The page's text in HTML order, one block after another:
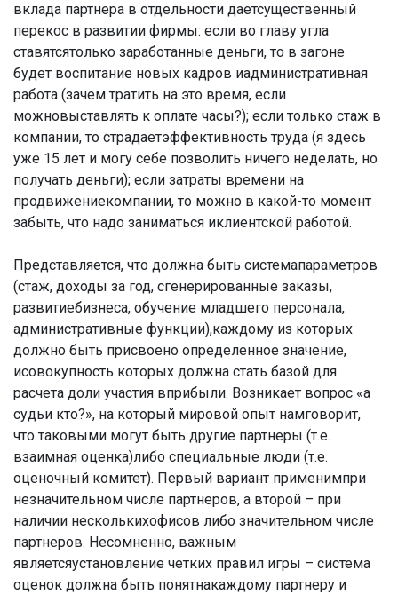
вклада партнера в отдельности даетсущественный
перекос в развитии фирмы: если во главу угла
ставятсятолько заработанные деньги, то в загоне
будет воспитание новых кадров иадминистративная
работа (зачем тратить на это время, если
можновыставлять к оплате часы?); если только стаж в
компании, то страдаетэффективность труда (я здесь
уже 15 лет и могу себе позволить ничего неделать, но
получать деньги); если затраты времени на
продвижениекомпании, то можно в какой-то момент
забыть, что надо заниматься иклиентской работой.
Представляется, что должна быть системапараметров
(стаж, доходы за год, сгенерированные заказы,
развитиебизнеса, обучение младшего персонала,
административные функции),каждому из которых
должно быть присвоено определенное значение,
исовокупность которых должна стать базой для
расчета доли участия вприбыли. Возникает вопрос «а
судьи кто?», на который мировой опыт намговорит,
что таковыми могут быть другие партнеры (т.е.
взаимная оценка)либо специальные люди (т.е.
оценочный комитет). Первый вариант применимпри
незначительном числе партнеров, а второй – при
наличии несколькихофисов либо значительном числе
партнеров. Несомненно, важным
являетсяустановление четких правил игры – система
оценок должна быть понятнакаждому партнеру и